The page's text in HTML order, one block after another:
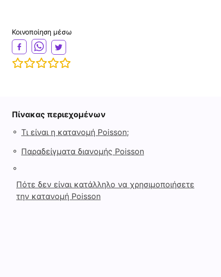
Κοινοποίηση μέσω
Πίνακας περιεχομένων
◦ Τι είναι η κατανομή Poisson;
◦ Παραδείγματα διανομής Poisson
◦
Πότε δεν είναι κατάλληλο να χρησιμοποιήσετε
την κατανομή Poisson